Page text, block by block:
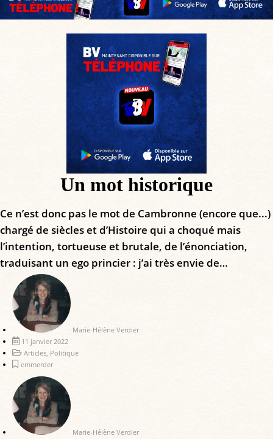
Un mot historique
Ce n’est donc pas le mot de Cambronne (encore que...)
chargé de siècles et d’Histoire qui a choqué mais
l’intention, tortueuse et brutale, de l’énonciation,
traduisant un ego princier : j’ai très envie de…
Marie-Hélène Verdier
11 janvier 2022
Articles Politique
emmerder
Marie-Hélène Verdier